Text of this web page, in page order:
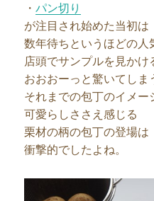
・パン切り
が注目され始めた当初は
数年待ちというほどの人
店頭でサンプルを見かけ
おおおーっと驚いてしま
それまでの包丁のイメー
可愛らしささえ感じる
栗材の柄の包丁の登場は
衝撃的でしたよね。